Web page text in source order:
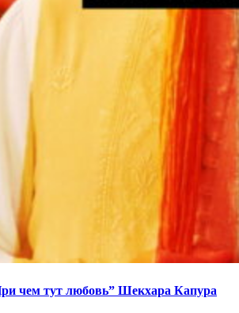
чем тут любовь” Шекхара Капура